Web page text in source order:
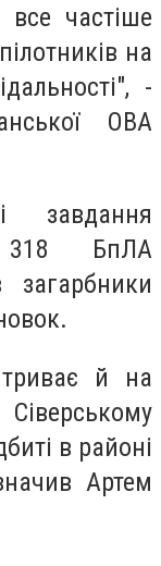
все частіше
на
-
ОВА
завдання
318 БпЛА
й на
в районі
Артем